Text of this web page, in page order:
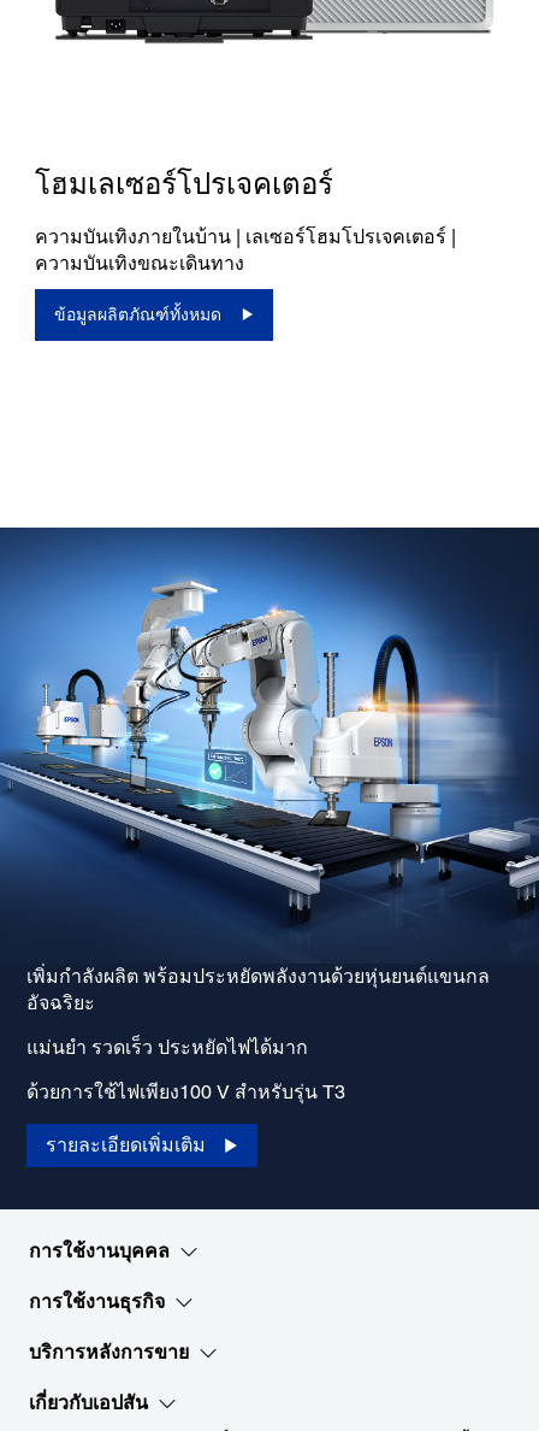
โฮมเลเซอร์โปรเจคเตอร์
ความบันเทิงภายในบ้าน | เลเซอร์โฮมโปรเจคเตอร์ |
ความบันเทิงขณะเดินทาง
ข้อมูลผลิตภัณฑ์ทั้งหมด
เพิ่มกำลังผลิต พร้อมประหยัดพลังงานด้วยหุ่นยนต์แขนกล
อัจฉริยะ
แม่นยำ รวดเร็ว ประหยัดไฟได้มาก
ด้วยการใช้ไฟเพียง100 V สำหรับรุ่น T3
รายละเอียดเพิ่มเติม
การใช้งานบุคคล
การใช้งานธุรกิจ
บริการหลังการขาย
เกี่ยวกับเอปสัน